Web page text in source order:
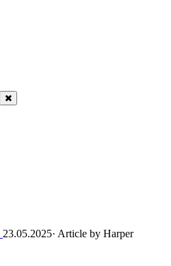
23.05.2025· Article by Harper